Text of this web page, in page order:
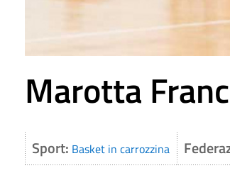
Marotta
Sport: Basket in carrozzina